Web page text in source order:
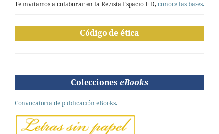
Te invitamos a colaborar en la Revista Espacio I+D,conoce las bases.
Código de ética
Colecciones eBooks
Convocatoria de publicación eBooks.